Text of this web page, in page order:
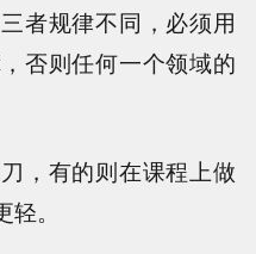
者规律不同，必须用
否则任何一个领域的
，有的则在课程上做
。